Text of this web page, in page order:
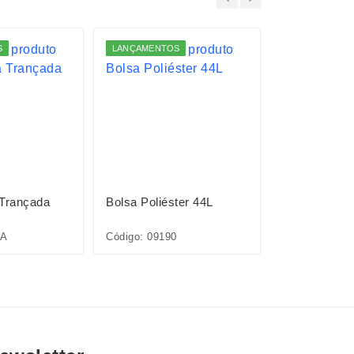
LANÇAMENTOS
Bolsa Poliéster 44L
Código: 09190